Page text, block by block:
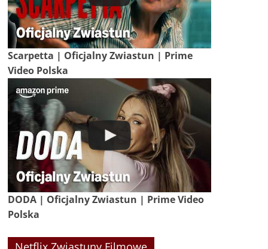
Scarpetta | Oficjalny Zwiastun | Prime
Video Polska
DODA | Oficjalny Zwiastun | Prime Video
Polska